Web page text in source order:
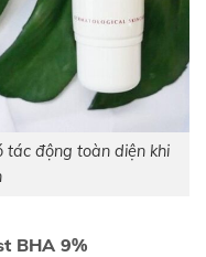
tác động toàn diện khi
BHA 9%